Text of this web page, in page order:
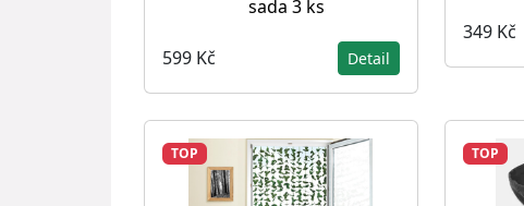
sada 3 ks
599 Kč Detail
349 Kč
TOP TOP